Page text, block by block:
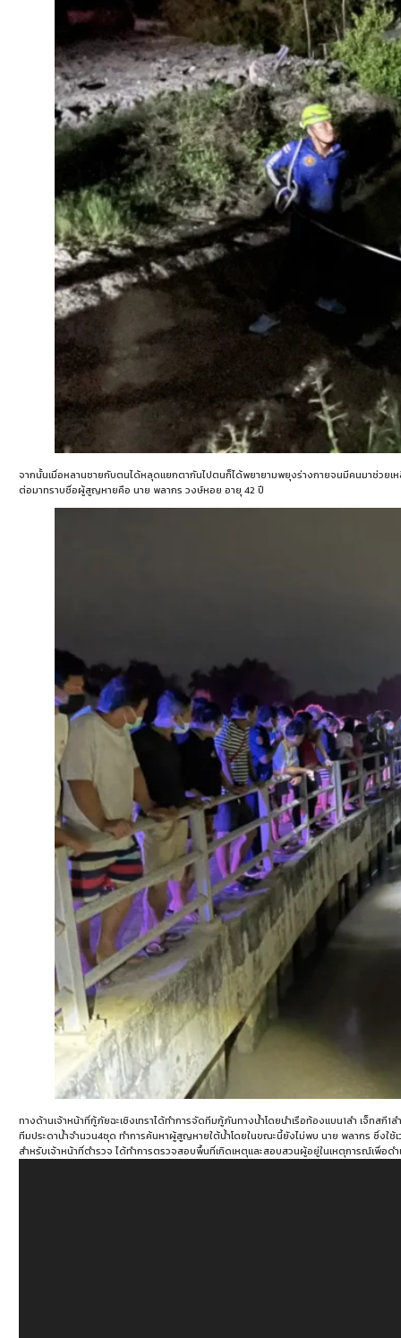
จากนั้นเมื่อหลานชายกับตนได้หลุดแยกตากันไปตนก็ได้พยายามพยุงร่างกายจนมีคนมาช่วยเ
ต่อมาทราบชื่อผู้สูญหายคือ นาย พลากร วงษ์หอย อายุ 42 ปี
ทางด้านเจ้าหน้าที่กู้ภัยฉะเชิงเทราได้ทำการจัดทีมกู้ภันทางน้ำโดยนำเรือท้องแบน1ลำ เจ็ทส
ทีมประดาน้ำจำนวน4ชุด ทำการค้นหาผู้สูญหายใต้น้ำโดยในขณะนี้ยังไม่พบ นาย พลากร ซึ่งใช้เ
สำหรับเจ้าหน้าที่ตำรวจ ได้ทำการตรวจสอบพื้นที่เกิดเหตุและสอบสวนผู้อยู่ในเหตุการณ์เพื่อดำ